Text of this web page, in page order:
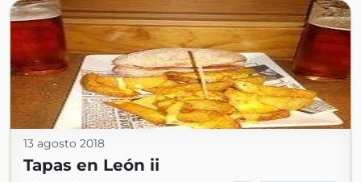
13 agosto 2018
Tapas en León ii